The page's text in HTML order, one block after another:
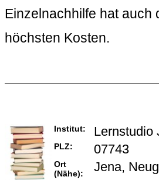
Einzelnachhilfe hat auch
höchsten Kosten.
Institut: Lernstudio
PLZ: 07743
Ort
(Nähe):
Jena,